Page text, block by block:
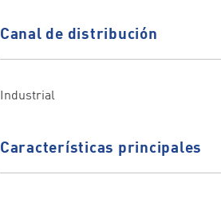
Canal de distribución
Industrial
Características principales